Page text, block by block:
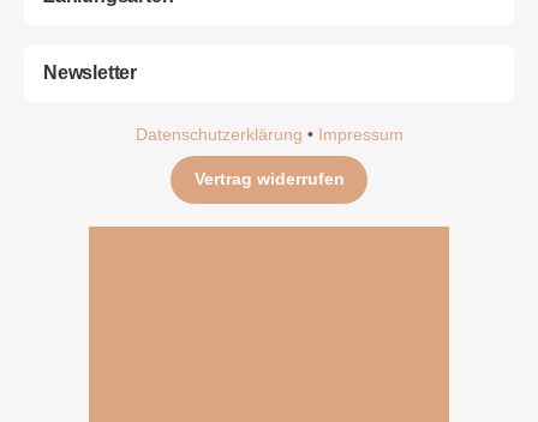
Newsletter
Datenschutzerklärung • Impressum
Vertrag widerrufen